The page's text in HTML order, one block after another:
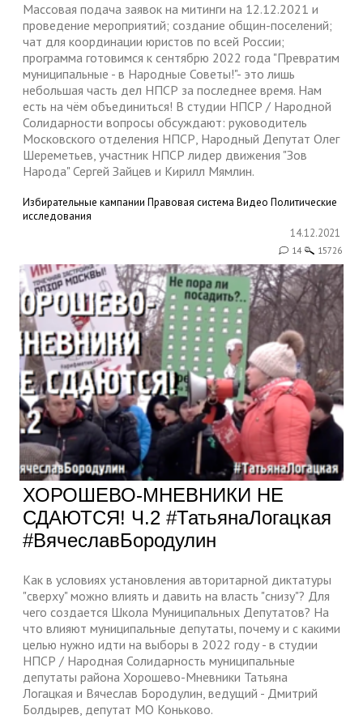
Массовая подача заявок на митинги на 12.12.2021 и
проведение мероприятий; создание общин-поселений;
чат для координации юристов по всей России;
программа готовимся к сентябрю 2022 года "Превратим
муниципальные - в Народные Советы!"- это лишь
небольшая часть дел НПСР за последнее время. Нам
есть на чём объединиться! В студии НПСР / Народной
Солидарности вопросы обсуждают: руководитель
Московского отделения НПСР, Народный Депутат Олег
Шереметьев, участник НПСР лидер движения "Зов
Народа" Сергей Зайцев и Кирилл Мямлин.
Избирательные кампании Правовая система Видео Политические
исследования
14.12.2021
14 15726
ХОРОШЕВО-МНЕВНИКИ НЕ
СДАЮТСЯ! Ч.2 #ТатьянаЛогацкая
#ВячеславБородулин
Как в условиях установления авторитарной диктатуры
"сверху" можно влиять и давить на власть "снизу"? Для
чего создается Школа Муниципальных Депутатов? На
что влияют муниципальные депутаты, почему и с какими
целью нужно идти на выборы в 2022 году - в студии
НПСР / Народная Солидарность муниципальные
депутаты района Хорошево-Мневники Татьяна
Логацкая и Вячеслав Бородулин, ведущий - Дмитрий
Болдырев, депутат МО Коньково.